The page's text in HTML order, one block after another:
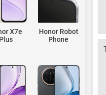
X7e
Plus
Honor Robot
Phone